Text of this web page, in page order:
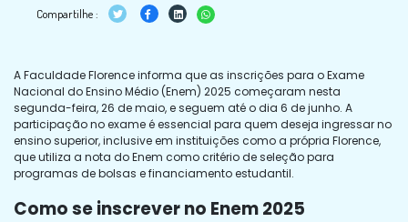
Compartilhe :
A Faculdade Florence informa que as inscrições para o Exame
Nacional do Ensino Médio (Enem) 2025 começaram nesta
segunda-feira, 26 de maio, e seguem até o dia 6 de junho. A
participação no exame é essencial para quem deseja ingressar no
ensino superior, inclusive em instituições como a própria Florence,
que utiliza a nota do Enem como critério de seleção para
programas de bolsas e financiamento estudantil.
Como se inscrever no Enem 2025